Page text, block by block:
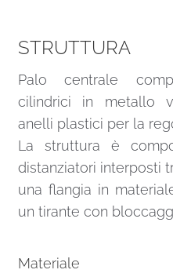
STRUTTURA
Palo centrale
cilindrici in metallo
anelli plastici per la
La struttura è
distanziatori interposti
una flangia in
un tirante con
Materiale